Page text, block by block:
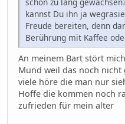
kannst Du ihn ja
Freude bereiten, denn
Berührung mit Kaffee
An meinem Bart stört
Mund weil das noch
viele höre die man nur
Hoffe die kommen noch
zufrieden für mein alter